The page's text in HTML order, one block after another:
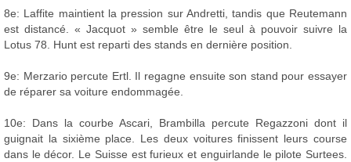
8e: Laffite maintient la pression sur Andretti, tandis que Reutemann
est distancé. « Jacquot » semble être le seul à pouvoir suivre la
Lotus 78. Hunt est reparti des stands en dernière position.
9e: Merzario percute Ertl. Il regagne ensuite son stand pour essayer
de réparer sa voiture endommagée.
10e: Dans la courbe Ascari, Brambilla percute Regazzoni dont il
guignait la sixième place. Les deux voitures finissent leurs course
dans le décor. Le Suisse est furieux et enguirlande le pilote Surtees.